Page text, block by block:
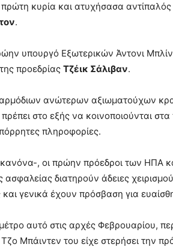
κυρία και ατυχήσασα αντίπαλός
.
υπουργό Εξωτερικών Άντονι
προεδρίας Τζέικ Σάλιβαν.
ανώτερων αξιωματούχων
στο εξής να κοινοποιούνται
πληροφορίες.
, οι πρώην πρόεδροι των ΗΠΑ
ασφαλείας διατηρούν άδειες
και γενικά έχουν πρόσβαση για
αυτό στις αρχές Φεβρουαρίου,
Μπάιντεν του είχε στερήσει την